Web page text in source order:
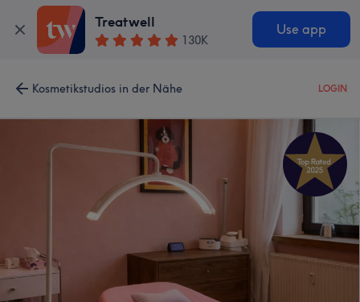
Treatwell
130K
Use app
Kosmetikstudios in der Nähe LOGIN